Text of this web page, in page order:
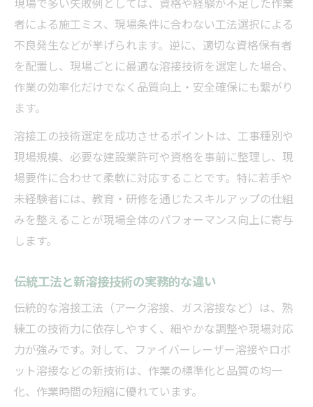
者による施工ミス、現場条件に合わない工法選択による
不良発生などが挙げられます。逆に、適切な資格保有者
を配置し、現場ごとに最適な溶接技術を選定した場合、
作業の効率化だけでなく品質向上・安全確保にも繋がり
ます。
溶接工の技術選定を成功させるポイントは、工事種別や
現場規模、必要な建設業許可や資格を事前に整理し、現
場要件に合わせて柔軟に対応することです。特に若手や
未経験者には、教育・研修を通じたスキルアップの仕組
みを整えることが現場全体のパフォーマンス向上に寄与
します。
伝統工法と新溶接技術の実務的な違い
伝統的な溶接工法（アーク溶接、ガス溶接など）は、熟
練工の技術力に依存しやすく、細やかな調整や現場対応
力が強みです。対して、ファイバーレーザー溶接やロボ
ット溶接などの新技術は、作業の標準化と品質の均一
化、作業時間の短縮に優れています。